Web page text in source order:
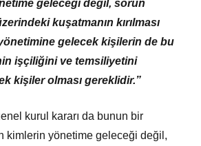
geleceği değil, sorun
kuşatmanın kırılması
gelecek kişilerin de bu
işçiliğini ve temsiliyetini
kişiler olması gereklidir.”
kurul kararı da bunun bir
kimlerin yönetime geleceği değil,